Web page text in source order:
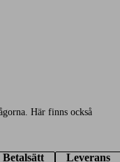
Här finns också
Betalsätt Leverans